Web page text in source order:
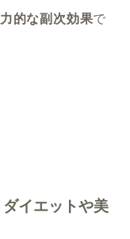
的な副次効果で
イエットや美